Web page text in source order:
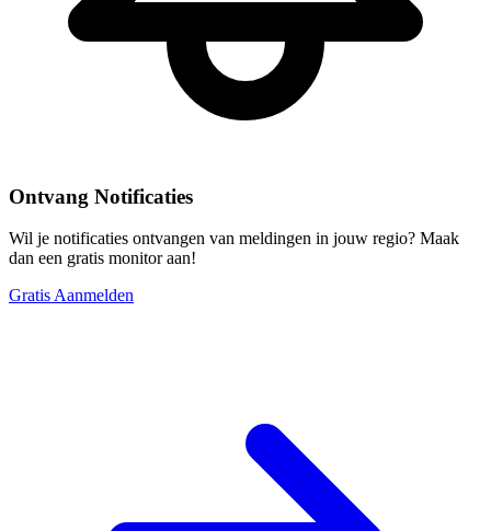
Ontvang Notificaties
Wil je notificaties ontvangen van meldingen in jouw regio? Maak
dan een gratis monitor aan!
Gratis Aanmelden